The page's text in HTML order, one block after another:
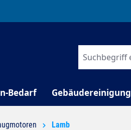
Bedarf Gebäudereinigung
Lamb